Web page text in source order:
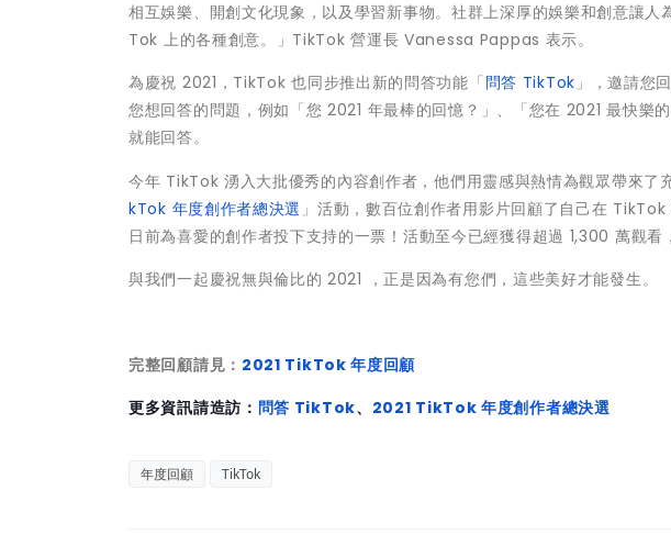
相互娛樂、開創文化現象，以及學習新事物。社群上深厚的娛樂和創意讓
Tok 上的各種創意。」TikTok 營運長 Vanessa Pappas 表示。
為慶祝 2021，TikTok 也同步推出新的問答功能「問答 TikTok」，邀請您
您想回答的問題，例如「您 2021 年最棒的回憶？」、「您在 2021 最快樂
就能回答。
今年 TikTok 湧入大批優秀的內容創作者，他們用靈感與熱情為觀眾帶來
kTok 年度創作者總決選 」活動，數百位創作者用影片回顧了自己在
日前為喜愛的創作者投下支持的一票！活動至今已經獲得超過 1,300 萬觀看
與我們一起慶祝無與倫比的 2021 ，正是因為有您們，這些美好才能發生。
完整回顧請見： 2021 TikTok 年度回顧
更多資訊請造訪： 問答 TikTok、 2021 TikTok 年度創作者總決選
年度回顧 TikTok